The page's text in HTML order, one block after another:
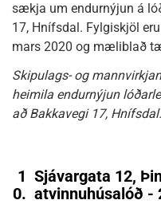
sækja um endurnýjun á
17, Hnífsdal. Fylgiskjöl
mars 2020 og mæliblað
Skipulags- og
heimila endurnýjun
að Bakkavegi 17, Hnífsdal.
1
0.
Sjávargata 12,
atvinnuhúsalóð -